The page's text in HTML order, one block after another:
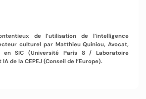
de l’utilisation de l’intelligence
culturel par Matthieu Quiniou, Avocat,
en SIC (Université Paris 8 / Laboratoire
de la CEPEJ (Conseil de l’Europe).